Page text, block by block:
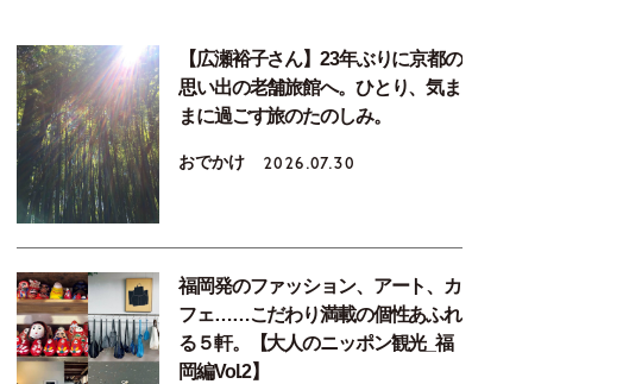
【広瀬裕子さん】23年ぶりに京都の
思い出の老舗旅館へ。ひとり、気ま
まに過ごす旅のたのしみ。
おでかけ 2026.07.30
福岡発のファッション、アート、カ
フェ……こだわり満載の個性あふれ
る５軒。【大人のニッポン観光_福
岡編Vol.2】